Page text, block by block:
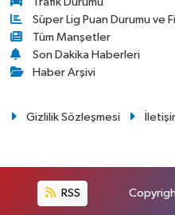
Süper Lig Puan Durumu ve
Tüm Manşetler
Son Dakika Haberleri
Haber Arşivi
Gizlilik Sözleşmesi
RSS